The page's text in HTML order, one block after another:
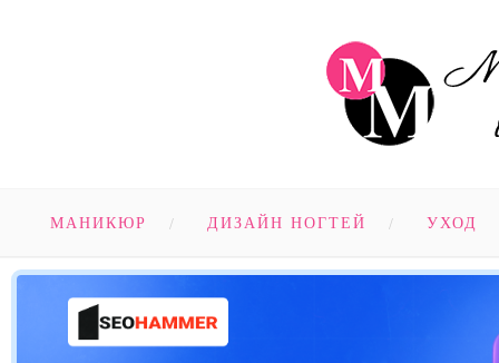
МАНИКЮР ДИЗАЙН НОГТЕЙ УХОД